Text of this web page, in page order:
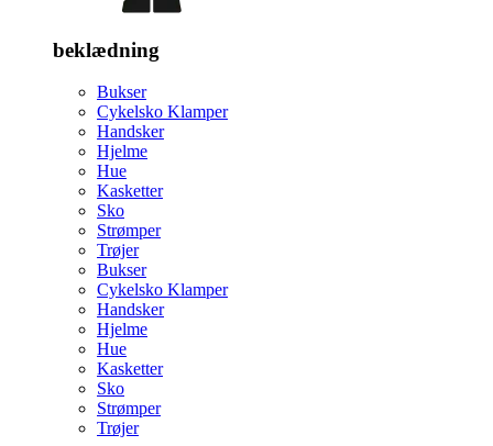
beklædning
Bukser
Cykelsko Klamper
Handsker
Hjelme
Hue
Kasketter
Sko
Strømper
Trøjer
Bukser
Cykelsko Klamper
Handsker
Hjelme
Hue
Kasketter
Sko
Strømper
Trøjer